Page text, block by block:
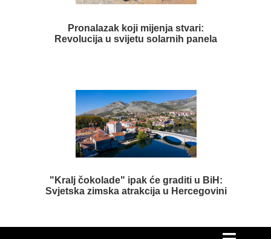
Pronalazak koji mijenja stvari:
Revolucija u svijetu solarnih panela
"Kralj čokolade" ipak će graditi u BiH:
Svjetska zimska atrakcija u Hercegovini